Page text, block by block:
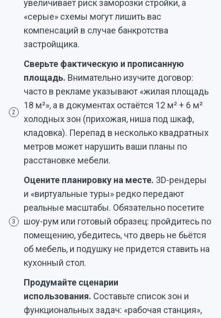
увеличивает риск заморозки стройки, а
«серые» схемы могут лишить вас
компенсаций в случае банкротства
застройщика.
2
Сверьте фактическую и прописанную
площадь. Внимательно изучите договор:
часто в рекламе указывают «жилая площадь
18 м²», а в документах остаётся 12 м² + 6 м²
холодных зон (прихожая, ниша под шкаф,
кладовка). Перепад в несколько квадратных
метров может нарушить ваши планы по
расстановке мебели.
3
Оцените планировку на месте. 3D-рендеры
и «виртуальные туры» редко передают
реальные масштабы. Обязательно посетите
шоу-рум или готовый образец: пройдитесь по
помещению, убедитесь, что дверь не бьётся
об мебель, и подушку не придется ставить на
кухонный стол.
Продумайте сценарии
использования. Составьте список зон и
функциональных задач: «рабочая станция»,